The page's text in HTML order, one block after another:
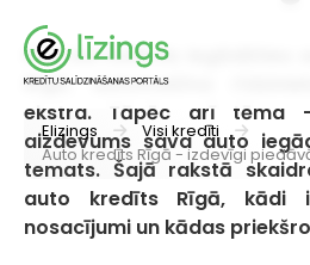
Elizings
Visi kredīti
Auto kredīts Rīgā - izdevīgi
Kad esi nolēmis iegādāties
Rīgā, automašīna
ekstra. Tāpēc arī tēma
aizdevums sava auto
temats. Šajā rakstā
auto kredīts Rīgā, kādi
nosacījumi un kādas